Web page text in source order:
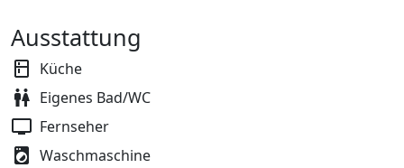
Ausstattung
Küche
Eigenes Bad/WC
Fernseher
Waschmaschine